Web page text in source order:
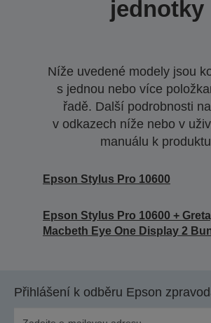
jednotky
Níže uvedené modely jsou
s jednou nebo více
řadě. Další podrobnosti
v odkazech níže nebo v
manuálu k
Epson Stylus Pro 10600
Epson Stylus Pro 10600 +
Macbeth Eye One Display 2
Přihlášení k odběru Epson